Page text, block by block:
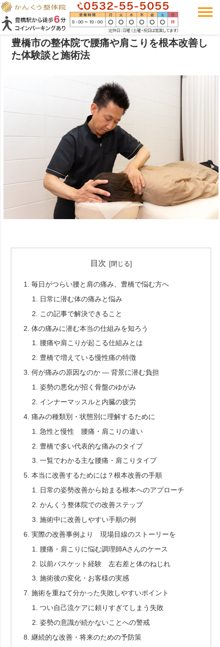
豊橋市の整体院で腰痛や肩こりを根本改善し
た体験談と施術法
目次
毎日がつらい腰と肩の痛み、豊橋で悩む方へ
日常に潜む体の痛みと悩み
この記事で解決できること
体の痛みに潜む本当の仕組みを知ろう
腰痛や肩こりが起こる仕組みとは
豊橋で増えている慢性痛の特徴
何が痛みの原因なのか ― 背景に潜む負担
姿勢の悪化が招く骨盤のゆがみ
インナーマッスルと内臓の疲労
痛みの種類別・状態別に理解するために
急性と慢性 腰痛・肩こりの違い
豊橋で多い代表的な痛みのタイプ
一覧でわかる主な腰痛・肩こりタイプ
本当に改善するためには？根本改善の手順
日常の姿勢改善から始まる根本へのアプローチ
かんくう整体院での改善ステップ
施術中に改善しやすい手順の例
実際の改善事例より 現場目線のストーリーを
腰痛・肩こりに悩む調理師Aさんのケース
以前バスケット経験 左右差と体のねじれ
施術後の変化・お客様の実感
施術を重ねて分かった失敗しやすいポイント
つい自己流ケアに頼りすぎてしまう失敗
姿勢の意識が続かないことへの警戒
継続的な改善・将来のための予防策